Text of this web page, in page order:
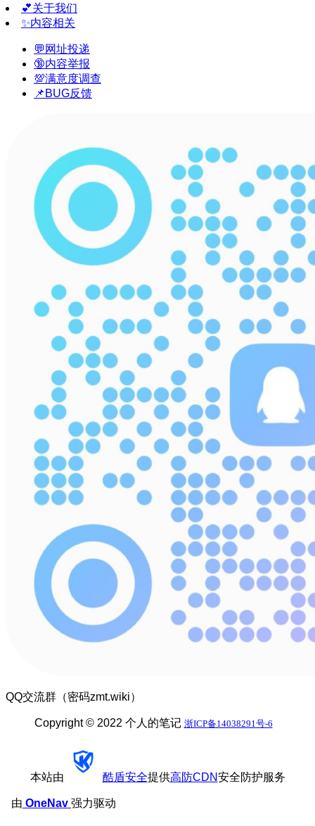
💕关于我们
✨内容相关
💬网址投递
🔞内容举报
💯满意度调查
📌BUG反馈
QQ交流群（密码zmt.wiki）
Copyright © 2022 个人的笔记 浙ICP备14038291号-6
本站由 酷盾安全提供高防CDN安全防护服务
由 OneNav 强力驱动